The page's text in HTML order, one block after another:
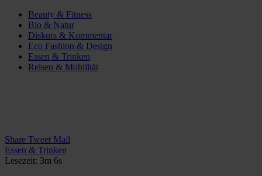
Beauty & Fitness
Bio & Natur
Diskurs & Kommentar
Eco Fashion & Design
Essen & Trinken
Reisen & Mobilität
Share Tweet Mail
Essen & Trinken
Lesezeit: 3m 6s